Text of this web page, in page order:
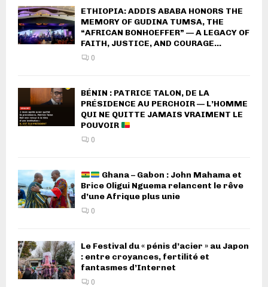
ETHIOPIA: ADDIS ABABA HONORS THE
MEMORY OF GUDINA TUMSA, THE
“AFRICAN BONHOEFFER” — A LEGACY OF
FAITH, JUSTICE, AND COURAGE...
0
BÉNIN : PATRICE TALON, DE LA
PRÉSIDENCE AU PERCHOIR — L’HOMME
QUI NE QUITTE JAMAIS VRAIMENT LE
POUVOIR
0
Ghana – Gabon : John Mahama et
Brice Oligui Nguema relancent le rêve
d’une Afrique plus unie
0
Le Festival du « pénis d’acier » au Japon
: entre croyances, fertilité et
fantasmes d’Internet
0